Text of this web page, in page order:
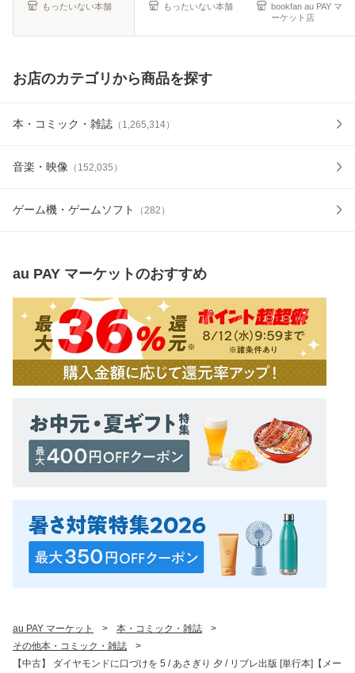
もったいない本舗 もったいない本舗
bookfan au PAY マ
ーケット店
お店のカテゴリから商品を探す
本・コミック・雑誌 （ 1,265,314）
音楽・映像 （ 152,035 ）
ゲーム機・ゲームソフト （282 ）
au PAY マーケットのおすすめ
au PAY マーケット > 本・コミック・雑誌
>
その他本・コミック・雑誌
>
【中古】 ダイヤモンドに口づけを 5 / あさぎり 夕 / リブレ出版 [単行本]【メー